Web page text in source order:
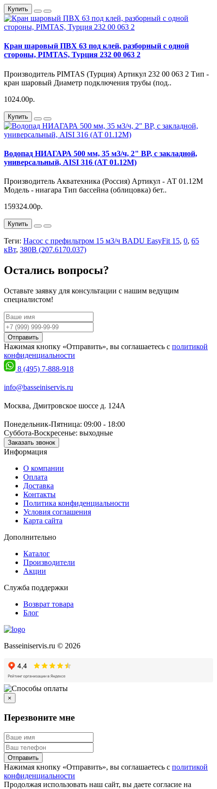
Купить
Кран шаровый ПВХ 63 под клей, разборный с одной
стороны, PIMTAS, Турция 232 00 063 2
Производитель PIMTAS (Турция) Артикул 232 00 063 2 Тип -
кран шаровый Диаметр подключения трубы (под..
1024.00р.
Купить
Водопад НИАГАРА 500 мм, 35 м3/ч, 2" ВР, с закладной,
универсальный, AISI 316 (АТ 01.12М)
Производитель Акватехника (Россия) Артикул - АТ 01.12М
Модель - ниагара Тип бассейна (облицовка) бет..
159324.00р.
Купить
Теги: Насос с префильтром 15 м3/ч BADU EasyFit 15, 0, 65
кВт, 380В (207.6170.037)
Остались вопросы?
Оставьте заявку для консультации с нашим ведущим
специалистом!
Отправить
Нажимая кнопку «Отправить», вы соглашаетесь с политикой
конфиденциальности
8 (495) 7-888-918
info@basseiniservis.ru
Москва, Дмитровское шоссе д. 124А
Понедельник-Пятница: 09:00 - 18:00
Суббота-Воскресенье: выходные
Заказать звонок
Информация
О компании
Оплата
Доставка
Контакты
Политика конфиденциальности
Условия соглашения
Карта сайта
Дополнительно
Каталог
Производители
Акции
Служба поддержки
Возврат товара
Блог
Basseiniservis.ru © 2026
×
Перезвоните мне
Отправить
Нажимая кнопку «Отправить», вы соглашаетесь с политикой
конфиденциальности
Продолжая использовать наш сайт, вы даете согласие на